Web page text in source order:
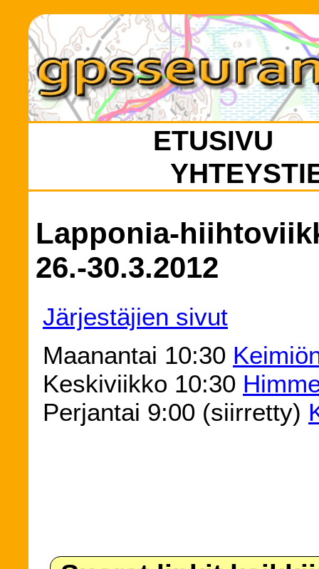
ETUSIVU
Lapponia-
26.-30.3.2012
Järjestäjien sivut
Maanantai 10:30
Keskiviikko 10:30
Perjantai 9:00 (siirretty)